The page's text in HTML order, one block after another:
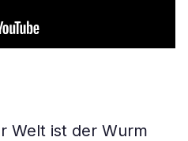
Welt ist der Wurm